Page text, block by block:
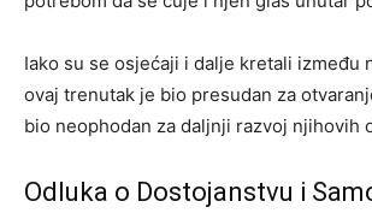
Iako su se osjećaji i dalje kretali između
ovaj trenutak je bio presudan za
bio neophodan za daljnji razvoj njihovih
Odluka o Dostojanstvu i